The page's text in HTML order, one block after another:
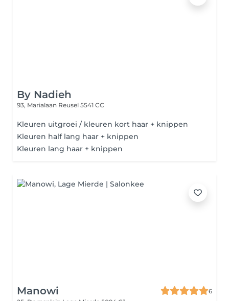
By Nadieh
93, Marialaan Reusel 5541 CC
Kleuren uitgroei / kleuren kort haar + knippen
Kleuren half lang haar + knippen
Kleuren lang haar + knippen
Manowi
6